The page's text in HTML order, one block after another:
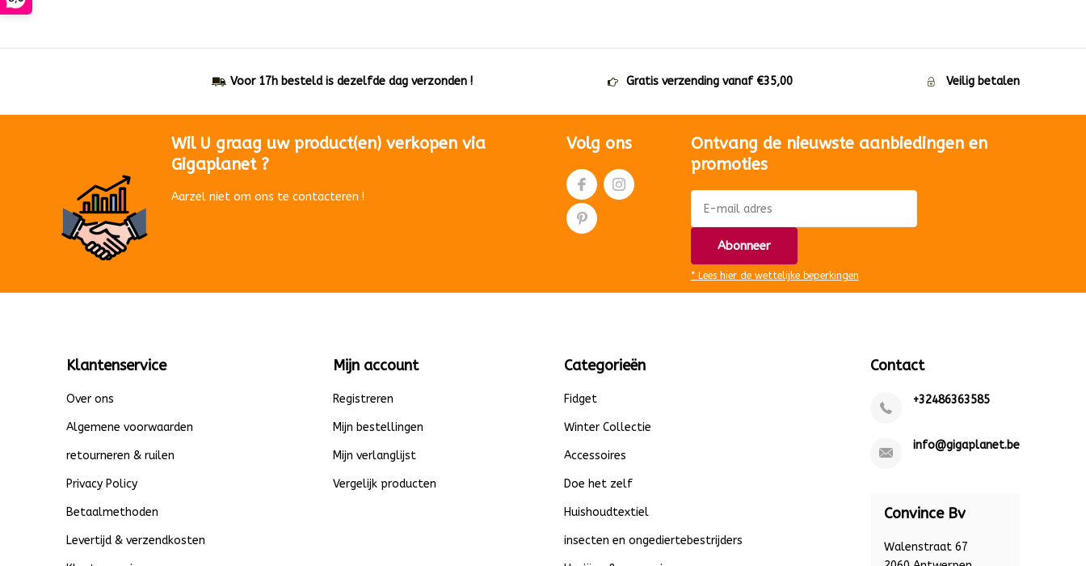
Voor 17h besteld is dezelfde dag verzonden ! Gratis verzending vanaf €35,00 Veilig betalen
Wil U graag uw product(en) verkopen via
Gigaplanet ?
Aarzel niet om ons te contacteren !
Volg ons
Ontvang de nieuwste aanbiedingen en
promoties
Abonneer
* Lees hier de wettelijke beperkingen
Klantenservice
Over ons
Algemene voorwaarden
retourneren & ruilen
Privacy Policy
Betaalmethoden
Levertijd & verzendkosten
Mijn account
Registreren
Mijn bestellingen
Mijn verlanglijst
Vergelijk producten
Categorieën
Fidget
Winter Collectie
Accessoires
Doe het zelf
Huishoudtextiel
insecten en ongediertebestrijders
Contact
+32486363585
info@gigaplanet.be
Convince Bv
Walenstraat 67